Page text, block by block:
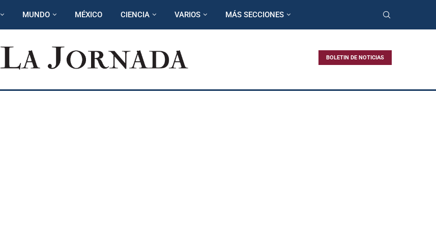
MUNDO MÉXICO CIENCIA VARIOS MÁS SECCIONES
BOLETIN DE NOTICIAS